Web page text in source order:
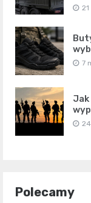
7
Jak
Polecamy